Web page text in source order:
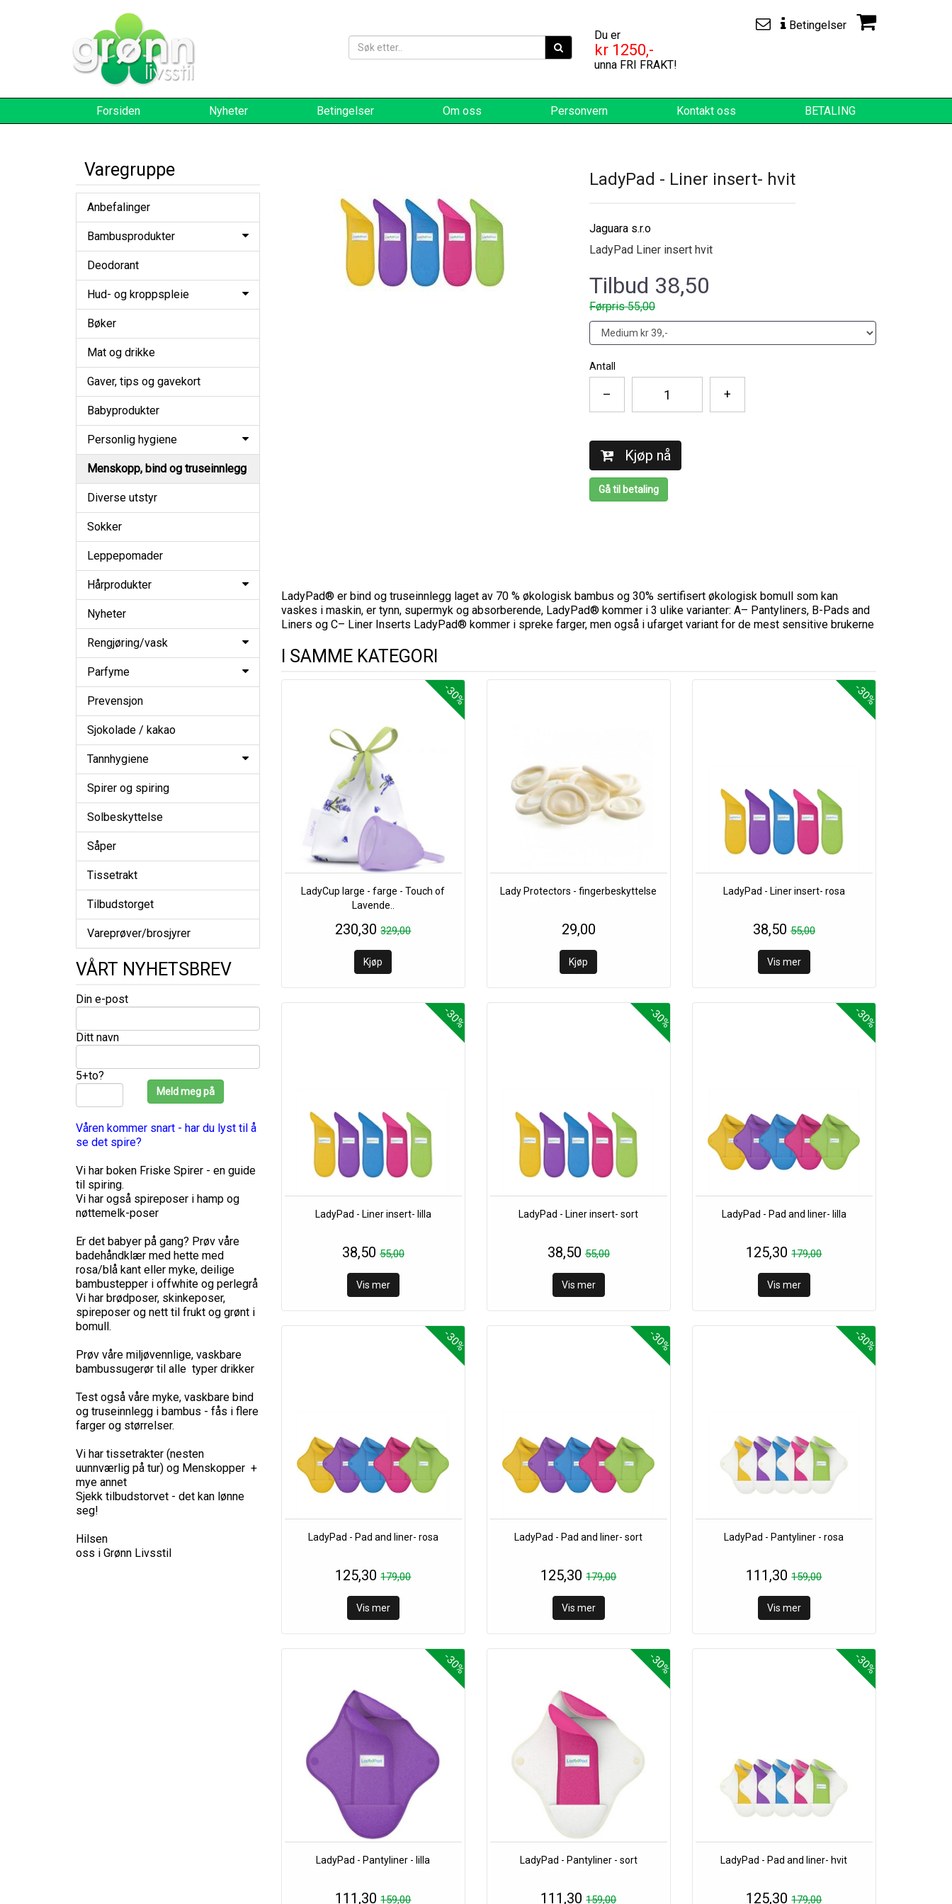
Du er
kr 1250,-
unna FRI FRAKT!
Betingelser
Forsiden Nyheter Betingelser Om oss Personvern Kontakt oss BETALING
Varegruppe
Anbefalinger
Bambusprodukter
Deodorant
Hud- og kroppspleie
Bøker
Mat og drikke
Gaver, tips og gavekort
Babyprodukter
Personlig hygiene
Menskopp, bind og truseinnlegg
Diverse utstyr
Sokker
Leppepomader
Hårprodukter
Nyheter
Rengjøring/vask
Parfyme
Prevensjon
Sjokolade / kakao
Tannhygiene
Spirer og spiring
Solbeskyttelse
Såper
Tissetrakt
Tilbudstorget
Vareprøver/brosjyrer
VÅRT NYHETSBREV
Din e-post
Ditt navn
5+to?
Våren kommer snart - har du lyst til å
se det spire?
Vi har boken Friske Spirer - en guide
til spiring.
Vi har også spireposer i hamp og
nøttemelk-poser
Er det babyer på gang? Prøv våre
badehåndklær med hette med
rosa/blå kant eller myke, deilige
bambustepper i offwhite og perlegrå
Vi har brødposer, skinkeposer,
spireposer og nett til frukt og grønt i
bomull.
Prøv våre miljøvennlige, vaskbare
bambussugerør til alle typer drikker
Test også våre myke, vaskbare bind
og truseinnlegg i bambus - fås i flere
farger og størrelser.
Vi har tissetrakter (nesten
uunnværlig på tur) og Menskopper +
mye annet
Sjekk tilbudstorvet - det kan lønne
seg!
Hilsen
oss i Grønn Livsstil
LadyPad - Liner insert- hvit
Jaguara s.r.o
LadyPad Liner insert hvit
Tilbud 38,50
Førpris 55,00
Antall
– +
Kjøp nå
Gå til betaling
LadyPad® er bind og truseinnlegg laget av 70 % økologisk bambus og 30% sertifisert økologisk bomull som kan
vaskes i maskin, er tynn, supermyk og absorberende, LadyPad® kommer i 3 ulike varianter: A– Pantyliners, B-Pads and
Liners og C– Liner Inserts LadyPad® kommer i spreke farger, men også i ufarget variant for de mest sensitive brukerne
I SAMME KATEGORI
-30%
LadyCup large - farge - Touch of
Lavende..
230,30329,00
Lady Protectors - fingerbeskyttelse
29,00
-30%
LadyPad - Liner insert- rosa
38,50 55,00
Vis mer
-30%
LadyPad - Liner insert- lilla
38,50 55,00
Vis mer
-30%
LadyPad - Liner insert- sort
38,50 55,00
Vis mer
-30%
LadyPad - Pad and liner- lilla
125,30179,00
Vis mer
-30%
LadyPad - Pad and liner- rosa
125,30179,00
Vis mer
-30%
LadyPad - Pad and liner- sort
125,30179,00
Vis mer
-30%
LadyPad - Pantyliner - rosa
111,30159,00
Vis mer
-30%
LadyPad - Pantyliner - lilla
111,30159,00
-30%
LadyPad - Pantyliner - sort
111,30159,00
-30%
LadyPad - Pad and liner- hvit
125,30179,00